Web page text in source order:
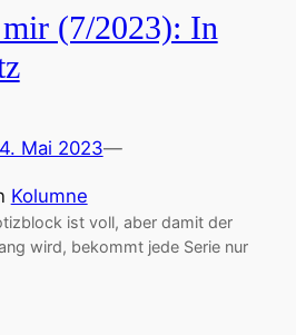
(7/2023): In
Mai 2023—
Kolumne
ist voll, aber damit der
wird, bekommt jede Serie nur